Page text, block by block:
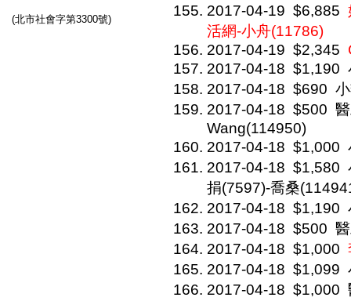
(北市社會字第3300號)
2017-04-19 $6,885
活網-小舟(11786)
2017-04-19 $2,345
2017-04-18 $1,190
2017-04-18 $690
2017-04-18 $500
Wang(114950)
2017-04-18 $1,000
2017-04-18 $1,580
捐(7597)-喬桑
2017-04-18 $1,190
2017-04-18 $500
2017-04-18 $1,000
2017-04-18 $1,099
2017-04-18 $1,000